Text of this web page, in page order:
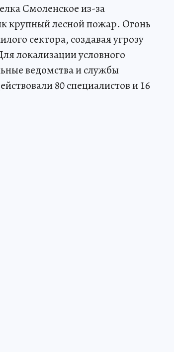
Смоленское из-за
крупный лесной пожар. Огонь
сектора, создавая угрозу
локализации условного
ведомства и службы
80 специалистов и 16